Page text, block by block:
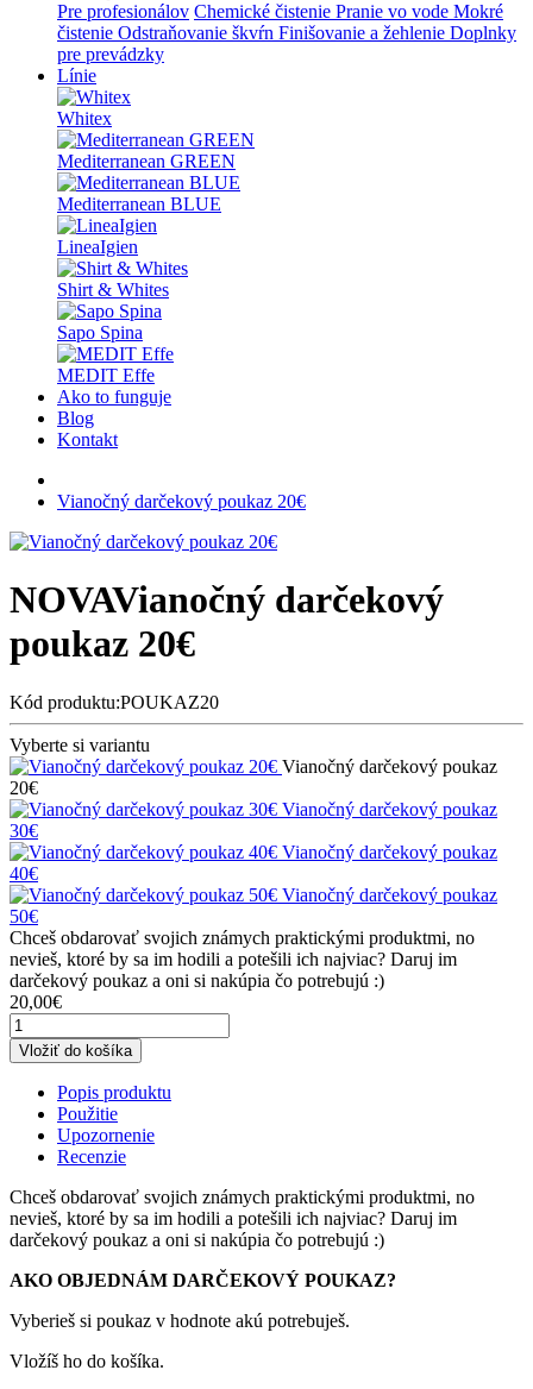
Pre profesionálov Chemické čistenie Pranie vo vode Mokré
čistenie Odstraňovanie škvŕn Finišovanie a žehlenie Doplnky
pre prevádzky
Línie
Whitex
Mediterranean GREEN
Mediterranean BLUE
LineaIgien
Shirt & Whites
Sapo Spina
MEDIT Effe
Ako to funguje
Blog
Kontakt
Vianočný darčekový poukaz 20€
NOVAVianočný darčekový
poukaz 20€
Kód produktu:POUKAZ20
Vyberte si variantu
Vianočný darčekový poukaz
20€
Vianočný darčekový poukaz
30€
Vianočný darčekový poukaz
40€
Vianočný darčekový poukaz
50€
Chceš obdarovať svojich známych praktickými produktmi, no
nevieš, ktoré by sa im hodili a potešili ich najviac? Daruj im
darčekový poukaz a oni si nakúpia čo potrebujú :)
20,00€
Vložiť do košíka
Popis produktu
Použitie
Upozornenie
Recenzie
Chceš obdarovať svojich známych praktickými produktmi, no
nevieš, ktoré by sa im hodili a potešili ich najviac? Daruj im
darčekový poukaz a oni si nakúpia čo potrebujú :)
AKO OBJEDNÁM DARČEKOVÝ POUKAZ?
Vyberieš si poukaz v hodnote akú potrebuješ.
Vložíš ho do košíka.